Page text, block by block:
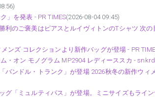
」を発表 - PR TIMES(2026-08-04 09:45)
利のご褒美はピアスとルイヴィトンのTシャツ 次
メンズ·コレクションより新作バッグが登場 - PR
・オン モノグラム MP2904 レディーススカ -
バンドル・トランク」が登場 2026秋冬の新作ウィ
グ「ミュルティパス」が登場。ミニサイズもライ